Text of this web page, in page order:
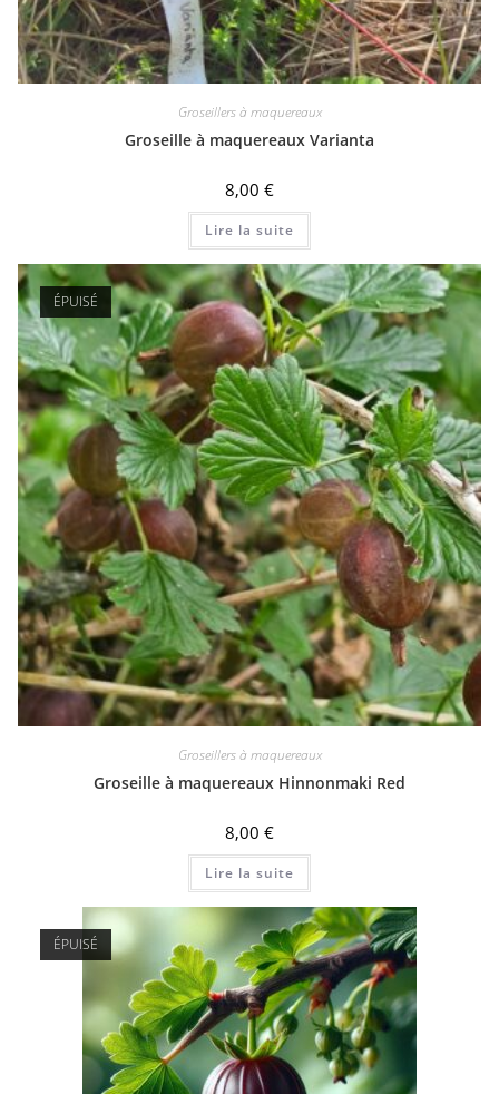
Groseillers à maquereaux
Groseille à maquereaux Varianta
8,00 €
Lire la suite
ÉPUISÉ
Groseillers à maquereaux
Groseille à maquereaux Hinnonmaki Red
8,00 €
Lire la suite
ÉPUISÉ